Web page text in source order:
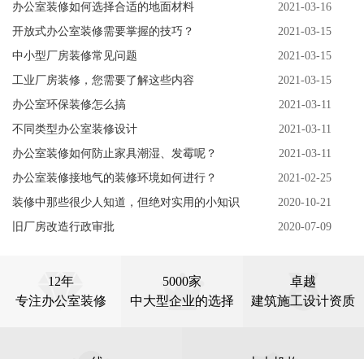
办公室装修如何选择合适的地面材料
2021-03-16
开放式办公室装修需要掌握的技巧？
2021-03-15
中小型厂房装修常见问题
2021-03-15
工业厂房装修，您需要了解这些内容
2021-03-15
办公室环保装修怎么搞
2021-03-11
不同类型办公室装修设计
2021-03-11
办公室装修如何防止家具潮湿、发霉呢？
2021-03-11
办公室装修接地气的装修环境如何进行？
2021-02-25
装修中那些很少人知道，但绝对实用的小知识
2020-10-21
旧厂房改造行政审批
2020-07-09
12年
专注办公室装修
5000家
中大型企业的选择
卓越
建筑施工设计资质